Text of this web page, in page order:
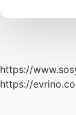
https://
https://